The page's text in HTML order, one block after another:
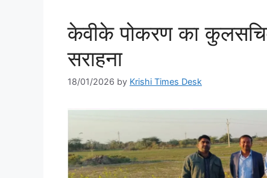
केवीके पोकरण का कुलसचिव
सराहना
18/01/2026 by Krishi Times Desk